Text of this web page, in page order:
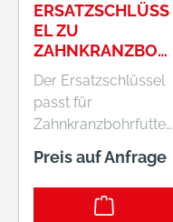
ERSATZSCHLÜSS
EL ZU
ZAHNKRANZBOH
RFUTTER
Der Ersatzschlüssel
passt für
Zahnkranzbohrfutter.
Es muss der richtige
Typ des
Ersatzschlüssels (A,
B, C, D, F, G)
Preis auf Anfrage